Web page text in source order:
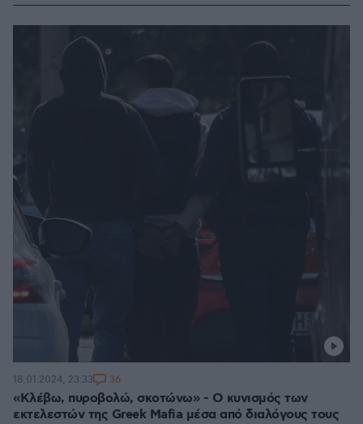
«Κλέβω, πυροβολώ, σκοτώνω» - Ο κυνισμός των
εκτελεστών της Greek Mafia μέσα από διαλόγους τους
18.01.2024, 23:33 36